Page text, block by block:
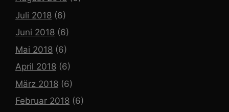
Juli 2018 (6)
Juni 2018 (6)
Mai 2018 (6)
April 2018 (6)
März 2018 (6)
Februar 2018 (6)